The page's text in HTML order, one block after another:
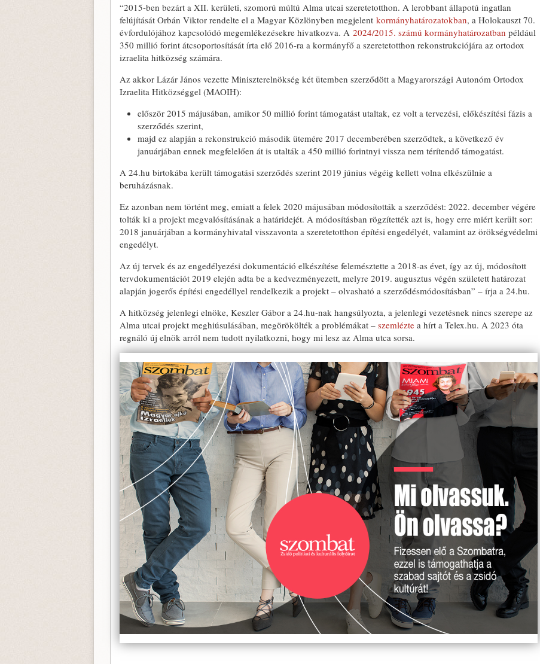
“2015-ben bezárt a XII. kerületi, szomorú múltú Alma utcai szeretetotthon. A lerobbant állapotú ingatlan
felújítását Orbán Viktor rendelte el a Magyar Közlönyben megjelent kormányhatározatokban, a Holokauszt 70.
évfordulójához kapcsolódó megemlékezésekre hivatkozva. A 2024/2015. számú kormányhatározatban például
350 millió forint átcsoportosítását írta elő 2016-ra a kormányfő a szeretetotthon rekonstrukciójára az ortodox
izraelita hitközség számára.
Az akkor Lázár János vezette Miniszterelnökség két ütemben szerződött a Magyarországi Autonóm Ortodox
Izraelita Hitközséggel (MAOIH):
először 2015 májusában, amikor 50 millió forint támogatást utaltak, ez volt a tervezési, előkészítési fázis a
szerződés szerint,
majd ez alapján a rekonstrukció második ütemére 2017 decemberében szerződtek, a következő év
januárjában ennek megfelelően át is utalták a 450 millió forintnyi vissza nem térítendő támogatást.
A 24.hu birtokába került támogatási szerződés szerint 2019 június végéig kellett volna elkészülnie a
beruházásnak.
Ez azonban nem történt meg, emiatt a felek 2020 májusában módosították a szerződést: 2022. december végére
tolták ki a projekt megvalósításának a határidejét. A módosításban rögzítették azt is, hogy erre miért került sor:
2018 januárjában a kormányhivatal visszavonta a szeretetotthon építési engedélyét, valamint az örökségvédelmi
engedélyt.
Az új tervek és az engedélyezési dokumentáció elkészítése felemésztette a 2018-as évet, így az új, módosított
tervdokumentációt 2019 elején adta be a kedvezményezett, melyre 2019. augusztus végén született határozat
alapján jogerős építési engedéllyel rendelkezik a projekt – olvasható a szerződésmódosításban” – írja a 24.hu.
A hitközség jelenlegi elnöke, Keszler Gábor a 24.hu-nak hangsúlyozta, a jelenlegi vezetésnek nincs szerepe az
Alma utcai projekt meghiúsulásában, megörökölték a problémákat – szemlézte a hírt a Telex.hu. A 2023 óta
regnáló új elnök arról nem tudott nyilatkozni, hogy mi lesz az Alma utca sorsa.
BONYHÁDI ZSIDÓ NAPOK